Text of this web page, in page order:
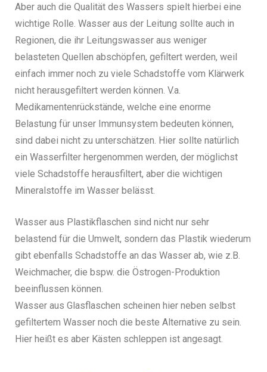
Aber auch die Qualität des Wassers spielt hierbei eine
wichtige Rolle. Wasser aus der Leitung sollte auch in
Regionen, die ihr Leitungswasser aus weniger
belasteten Quellen abschöpfen, gefiltert werden, weil
einfach immer noch zu viele Schadstoffe vom Klärwerk
nicht herausgefiltert werden können. V.a.
Medikamentenrückstände, welche eine enorme
Belastung für unser Immunsystem bedeuten können,
sind dabei nicht zu unterschätzen. Hier sollte natürlich
ein Wasserfilter hergenommen werden, der möglichst
viele Schadstoffe herausfiltert, aber die wichtigen
Mineralstoffe im Wasser belässt.
Wasser aus Plastikflaschen sind nicht nur sehr
belastend für die Umwelt, sondern das Plastik wiederum
gibt ebenfalls Schadstoffe an das Wasser ab, wie z.B.
Weichmacher, die bspw. die Östrogen-Produktion
beeinflussen können.
Wasser aus Glasflaschen scheinen hier neben selbst
gefiltertem Wasser noch die beste Alternative zu sein.
Hier heißt es aber Kästen schleppen ist angesagt.